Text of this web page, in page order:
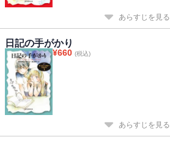
あらすじを見る
日記の手がかり
¥660 (税込)
あらすじを見る